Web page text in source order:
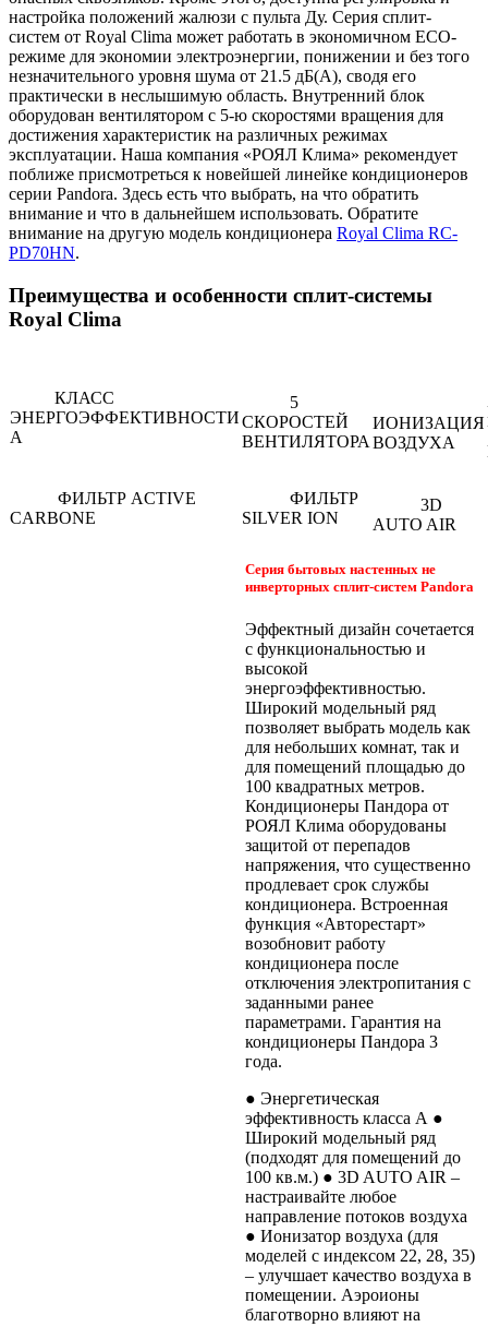
настройка положений жалюзи с пульта Ду. Серия сплит-
систем от Royal Clima может работать в экономичном ECO-
режиме для экономии электроэнергии, понижении и без того
незначительного уровня шума от 21.5 дБ(А), сводя его
практически в неслышимую область. Внутренний блок
оборудован вентилятором с 5-ю скоростями вращения для
достижения характеристик на различных режимах
эксплуатации. Наша компания «РОЯЛ Клима» рекомендует
поближе присмотреться к новейшей линейке кондиционеров
серии Pandora. Здесь есть что выбрать, на что обратить
внимание и что в дальнейшем использовать. Обратите
внимание на другую модель кондиционера Royal Clima RC-
PD70HN.
Преимущества и особенности сплит-системы
Royal Clima
КЛАСС
ЭНЕРГОЭФФЕКТИВНОСТИ
А
5
СКОРОСТЕЙ
ВЕНТИЛЯТОРА
ИОНИЗАЦИЯ
ВОЗДУХА
ФИЛЬТР ACTIVE
CARBONE
ФИЛЬТР
SILVER ION
3D
AUTO AIR
Серия бытовых настенных не
инверторных сплит-систем Pandora
Эффектный дизайн сочетается
с функциональностью и
высокой
энергоэффективностью.
Широкий модельный ряд
позволяет выбрать модель как
для небольших комнат, так и
для помещений площадью до
100 квадратных метров.
Кондиционеры Пандора от
РОЯЛ Клима оборудованы
защитой от перепадов
напряжения, что существенно
продлевает срок службы
кондиционера. Встроенная
функция «Авторестарт»
возобновит работу
кондиционера после
отключения электропитания с
заданными ранее
параметрами. Гарантия на
кондиционеры Пандора 3
года.
● Энергетическая
эффективность класса А ●
Широкий модельный ряд
(подходят для помещений до
100 кв.м.) ● 3D AUTO AIR –
настраивайте любое
направление потоков воздуха
● Ионизатор воздуха (для
моделей с индексом 22, 28, 35)
– улучшает качество воздуха в
помещении. Аэроионы
благотворно влияют на